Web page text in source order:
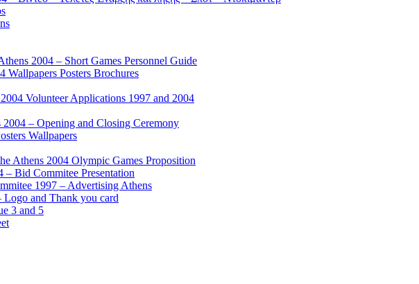
2004 – Short Games Personnel Guide
Wallpapers Posters Brochures
Volunteer Applications 1997 and 2004
2004 – Opening and Closing Ceremony
Wallpapers
Athens 2004 Olympic Games Proposition
– Bid Commitee Presentation
1997 – Advertising Athens
Logo and Thank you card
3 and 5